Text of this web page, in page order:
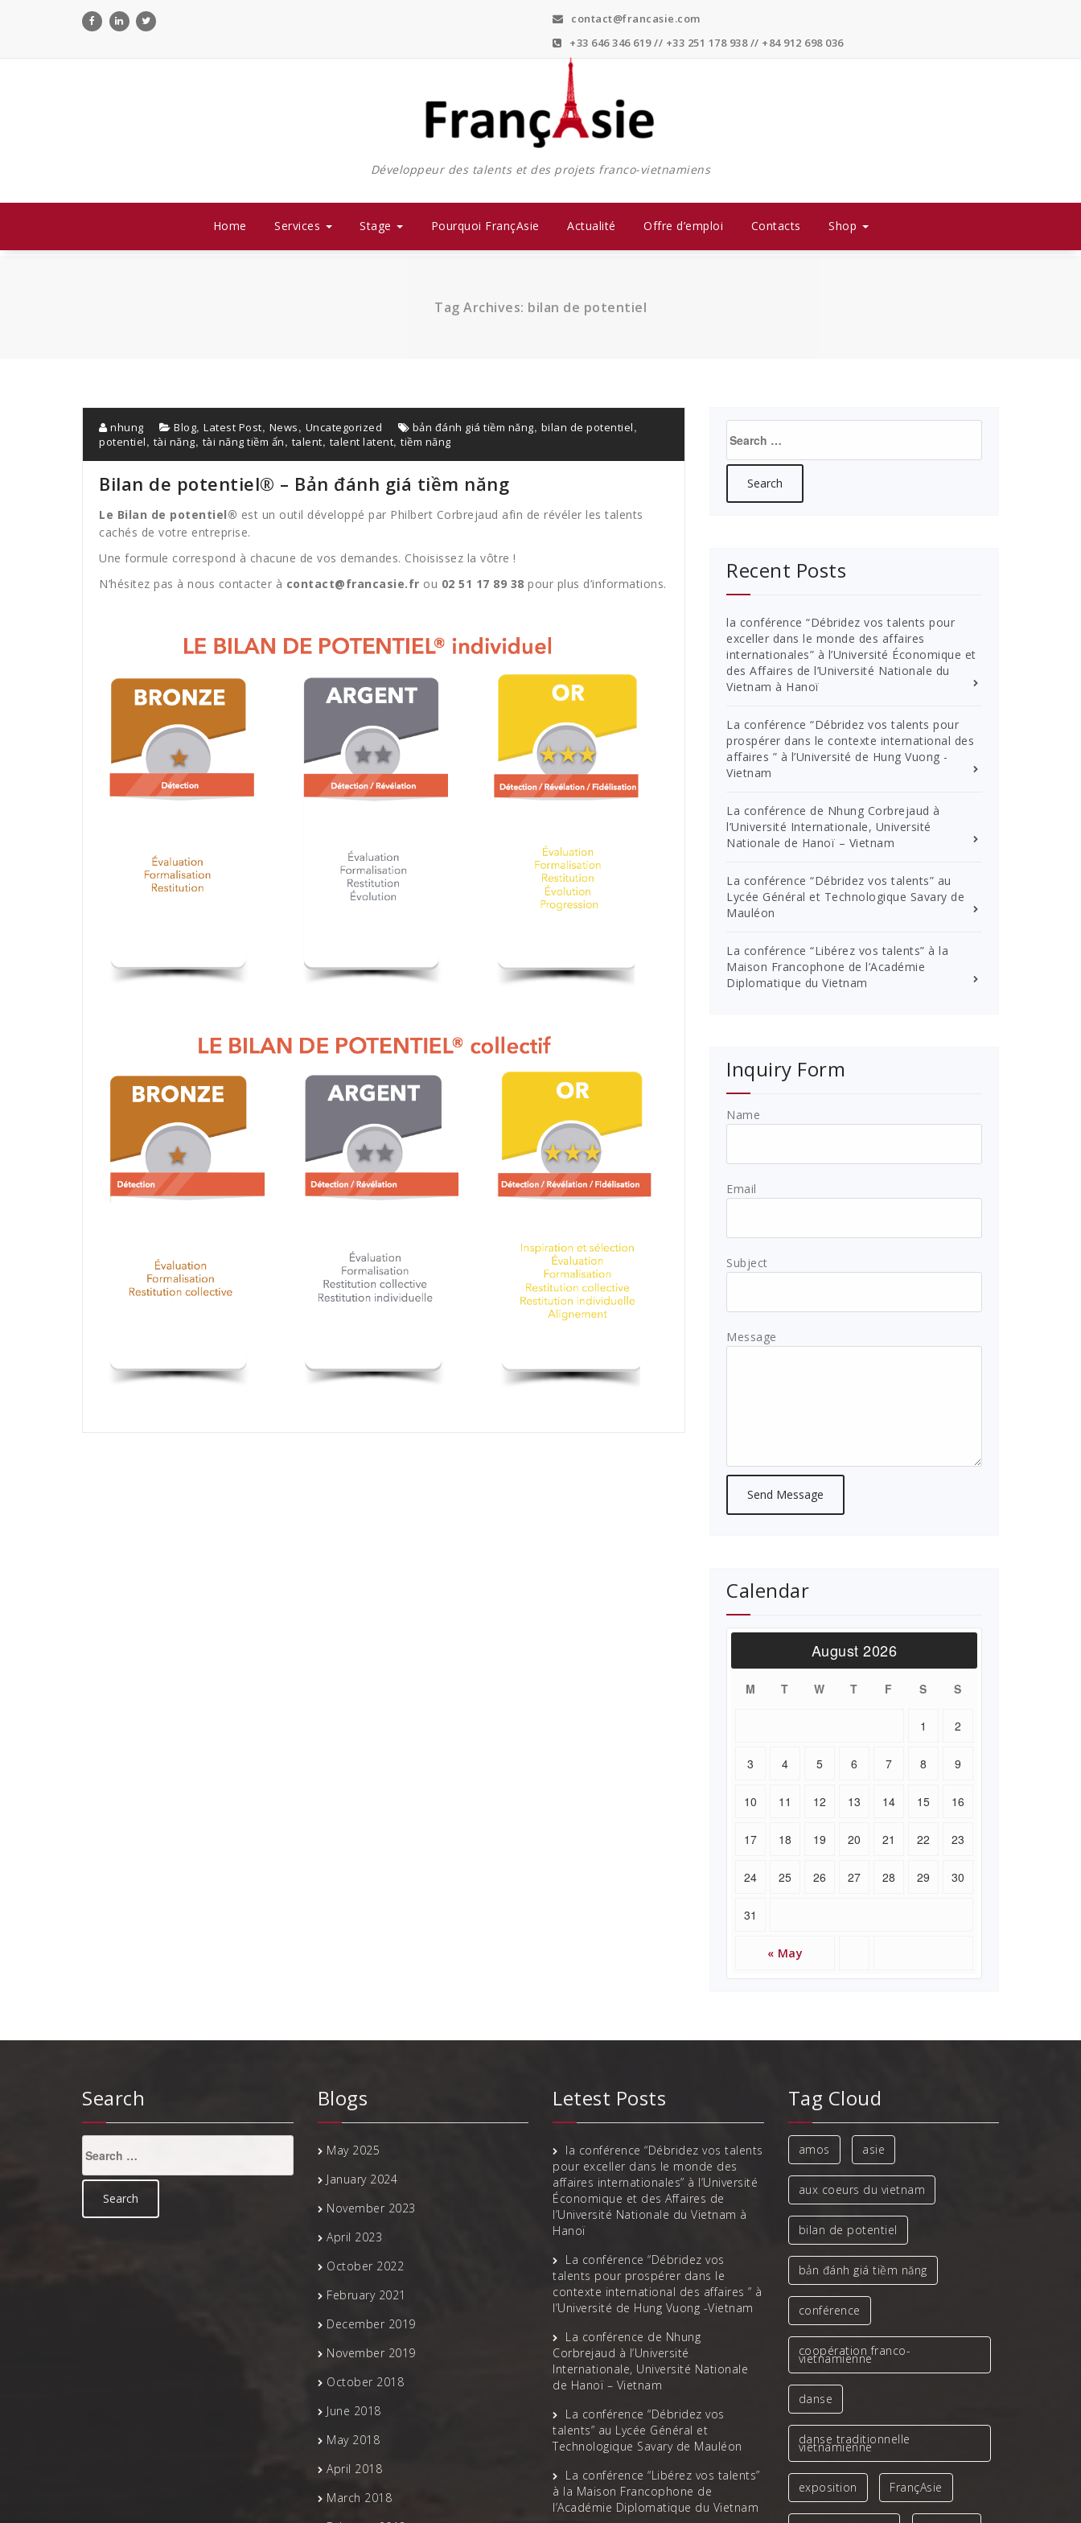
contact@francasie.com
+33 646 346 619 // +33 251 178 938 // +84 912 698 036
Développeur des talents et des projets franco-vietnamiens
Home Services Stage Pourquoi FrançAsie Actualité Offre d’emploi Contacts Shop
Tag Archives: bilan de potentiel
nhung Blog, Latest Post, News, Uncategorized bản đánh giá tiềm năng, bilan de potentiel,
potentiel, tài năng, tài năng tiềm ẩn, talent, talent latent, tiềm năng
Bilan de potentiel® – Bản đánh giá tiềm năng
Le Bilan de potentiel® est un outil développé par Philbert Corbrejaud afin de révéler les talents
cachés de votre entreprise.
Une formule correspond à chacune de vos demandes. Choisissez la vôtre !
N’hésitez pas à nous contacter à contact@francasie.fr ou 02 51 17 89 38 pour plus d’informations.
for:
Recent Posts
la conférence “Débridez vos talents pour
exceller dans le monde des affaires
internationales” à l’Université Économique et
des Affaires de l’Université Nationale du
Vietnam à Hanoï
La conférence “Débridez vos talents pour
prospérer dans le contexte international des
affaires ” à l’Université de Hung Vuong -
Vietnam
La conférence de Nhung Corbrejaud à
l’Université Internationale, Université
Nationale de Hanoï – Vietnam
La conférence “Débridez vos talents” au
Lycée Général et Technologique Savary de
Mauléon
La conférence “Libérez vos talents” à la
Maison Francophone de l’Académie
Diplomatique du Vietnam
Inquiry Form
Name
Email
Subject
Message
Calendar
August 2026
M T W T F S S
« May
1 2
3 4 5 6 7 8 9
10 11 12 13 14 15 16
17 18 19 20 21 22 23
24 25 26 27 28 29 30
31
Search
for:
Blogs
May 2025
January 2024
November 2023
April 2023
October 2022
February 2021
December 2019
November 2019
October 2018
June 2018
May 2018
April 2018
March 2018
Letest Posts
la conférence “Débridez vos talents
pour exceller dans le monde des
affaires internationales” à l’Université
Économique et des Affaires de
l’Université Nationale du Vietnam à
Hanoï
La conférence “Débridez vos
talents pour prospérer dans le
contexte international des affaires ” à
l’Université de Hung Vuong -Vietnam
La conférence de Nhung
Corbrejaud à l’Université
Internationale, Université Nationale
de Hanoï – Vietnam
La conférence “Débridez vos
talents” au Lycée Général et
Technologique Savary de Mauléon
La conférence “Libérez vos talents”
à la Maison Francophone de
l’Académie Diplomatique du Vietnam
Tag Cloud
amos asie
aux coeurs du vietnam
bilan de potentiel
bản đánh giá tiềm năng
conférence
coopération franco-
vietnamienne
danse
danse traditionnelle
vietnamienne
exposition FrançAsie